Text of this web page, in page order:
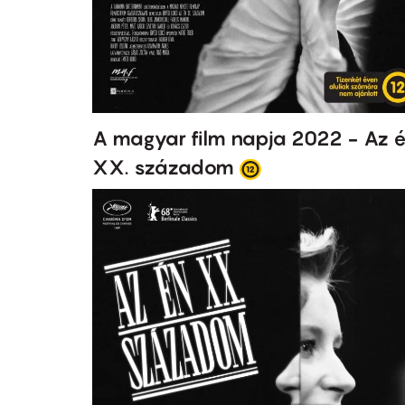
A magyar film napja 2022 - Az
XX. századom